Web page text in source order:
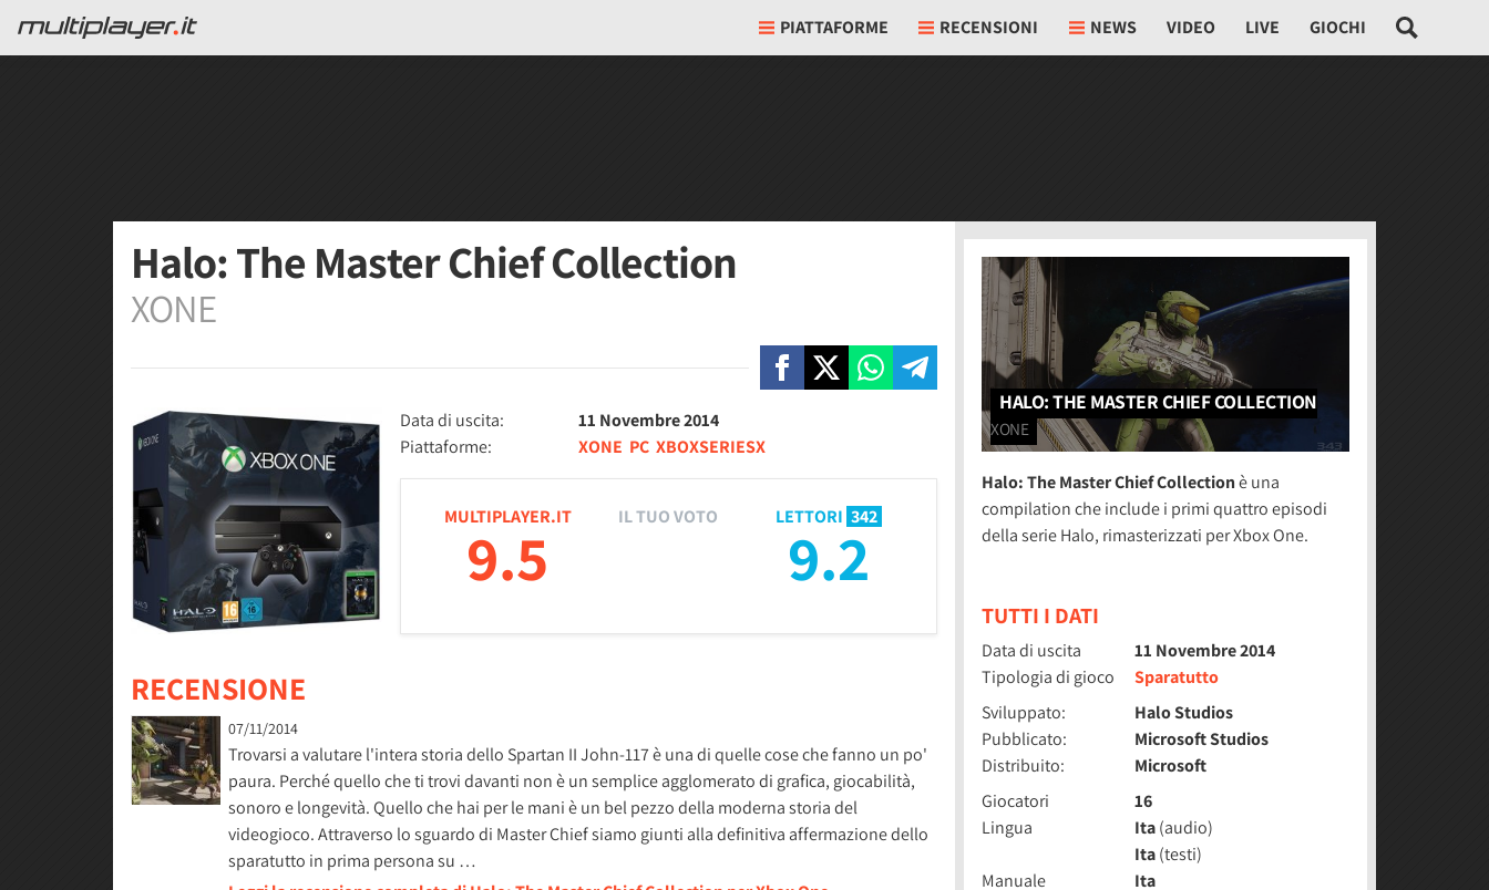
PIATTAFORME RECENSIONI NEWS VIDEO LIVE GIOCHI
Halo: The Master Chief Collection
XONE
Data di uscita:
11 Novembre 2014
Piattaforme:
XONE PC XBOXSERIESX
MULTIPLAYER.IT
9.5
LETTORI 342
9.2
IL TUO VOTO
RECENSIONE
07/11/2014
Trovarsi a valutare l'intera storia dello Spartan II John-117 è una di quelle cose che fanno un po'
paura. Perché quello che ti trovi davanti non è un semplice agglomerato di grafica, giocabilità,
sonoro e longevità. Quello che hai per le mani è un bel pezzo della moderna storia del
videogioco. Attraverso lo sguardo di Master Chief siamo giunti alla definitiva affermazione dello
sparatutto in prima persona su …
HALO: THE MASTER CHIEF COLLECTION
XONE
Halo: The Master Chief Collectionè una
compilation che include i primi quattro episodi
della serie Halo, rimasterizzati per Xbox One.
TUTTI I DATI
Data di uscita
11 Novembre 2014
Tipologia di gioco
Sparatutto
Sviluppato:
Halo Studios
Pubblicato:
Microsoft Studios
Distribuito:
Microsoft
Giocatori
16
Lingua
Ita(audio)
Ita(testi)
Manuale
Ita